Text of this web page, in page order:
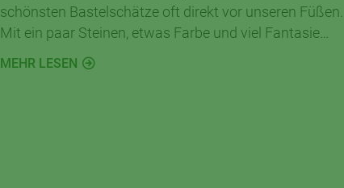
schönsten Bastelschätze oft direkt vor unseren Füßen.
Mit ein paar Steinen, etwas Farbe und viel Fantasie
entstehen im Handumdrehen kleine Kunstwerke für
Garten, Balkon oder Kinderzimmer.
MEHR LESEN